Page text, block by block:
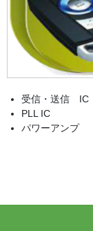
受信・送信 IC
PLL IC
パワーアンプ